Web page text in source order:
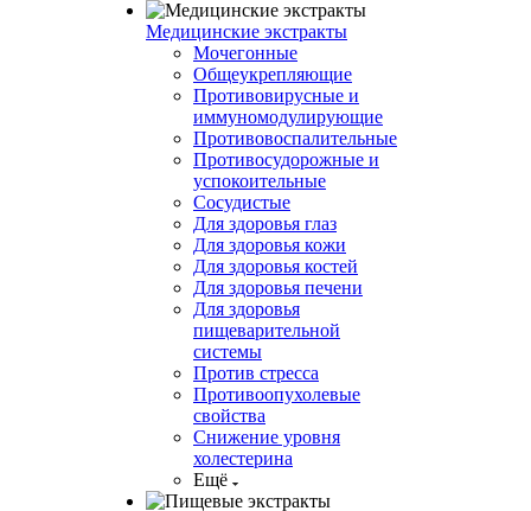
Медицинские экстракты
Мочегонные
Общеукрепляющие
Противовирусные и
иммуномодулирующие
Противовоспалительные
Противосудорожные и
успокоительные
Сосудистые
Для здоровья глаз
Для здоровья кожи
Для здоровья костей
Для здоровья печени
Для здоровья
пищеварительной
системы
Против стресса
Противоопухолевые
свойства
Снижение уровня
холестерина
Ещё